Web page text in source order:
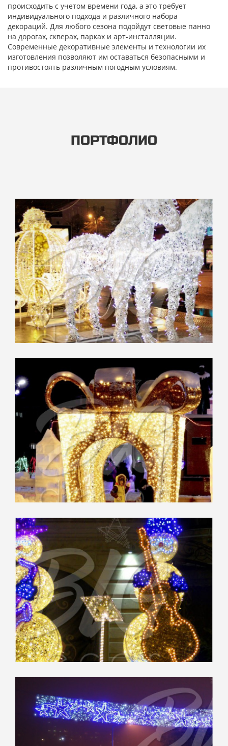
происходить с учетом времени года, а это требует
индивидуального подхода и различного набора
декораций. Для любого сезона подойдут световые панно
на дорогах, скверах, парках и арт-инсталляции.
Современные декоративные элементы и технологии их
изготовления позволяют им оставаться безопасными и
противостоять различным погодным условиям.
ПОРТФОЛИО
“ЦУМ”,
Воронеж
Городское оформление
“Азнакаево”,
Тюмень
Рождественский бульвар,
Москва